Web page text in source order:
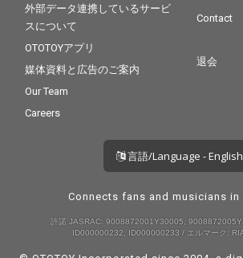
外部データ連携しているサービ
スについて
OTOTOYアプリ
媒体資料と広告のご案内
Our Team
Careers
Contact
退会
言語/Language - English
Connects fans and musicians
許諾 JASRAC: 9008872001Y30005,
ID000000232, ID000000233 / エルマーク: